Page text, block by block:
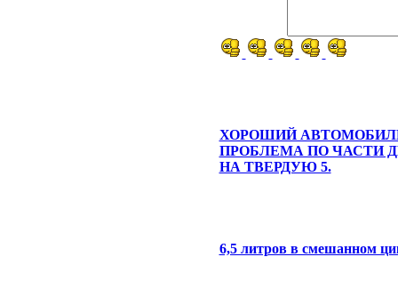
ХОРОШИЙ
ПРОБЛЕМА ПО ЧАСТИ
НА ТВЕРДУЮ 5.
6,5 литров в смешанном